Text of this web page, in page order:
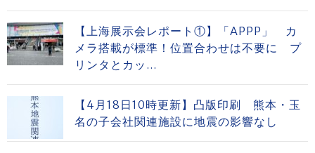
【上海展示会レポート①】「APPP」 カ
メラ搭載が標準！位置合わせは不要に プ
リンタとカッ...
【4月18日10時更新】凸版印刷 熊本・玉
名の子会社関連施設に地震の影響なし